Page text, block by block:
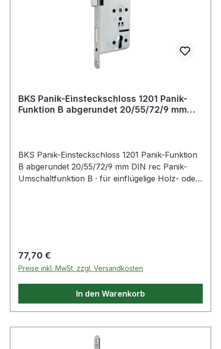
BKS Panik-Einsteckschloss 1201 Panik-
Funktion B abgerundet 20/55/72/9 mm
BKS Panik-Einsteckschloss 1201 Panik-Funktion
B abgerundet 20/55/72/9 mm DIN rec Panik-
Umschaltfunktion B · für einflügelige Holz- oder
Entfernung 72 mm · 9 mm Vierkant · Stulplänge
235 mm · allseitig geschlossener Schlosskasten
Weitere technische Eigenschaften: · Riegel: Stahl
· Schlosskasten: allseitig geschlossen ·
Riegelausschluss: 20mm
Regulärer Preis:
77,70 €
Preise inkl. MwSt. zzgl. Versandkosten
In den Warenkorb